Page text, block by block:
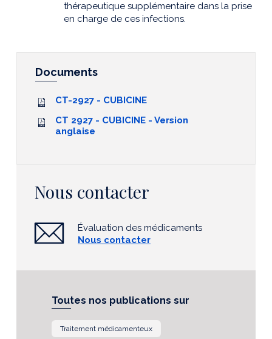
thérapeutique supplémentaire dans la prise
en charge de ces infections.
Documents
CT-2927 - CUBICINE
CT 2927 - CUBICINE - Version
anglaise
Nous contacter
Évaluation des médicaments
Nous contacter
Toutes nos publications sur
Traitement médicamenteux